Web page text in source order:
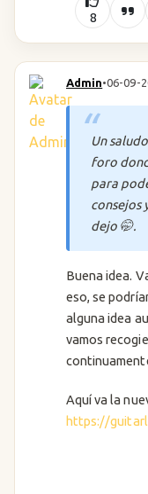
8
Admin•06-09-
Un
foro
para
consejos
dejo 🤭.
Buena idea.
eso, se
alguna idea
vamos
Aquí va la
https://